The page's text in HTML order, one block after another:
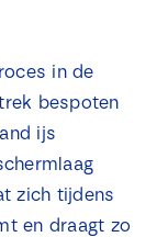
in de
bespoten
ijs
zich tijdens
en draagt zo